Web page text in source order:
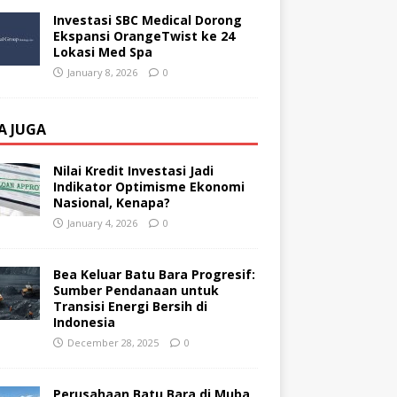
Investasi SBC Medical Dorong
Ekspansi OrangeTwist ke 24
Lokasi Med Spa
January 8, 2026 0
JUGA
Nilai Kredit Investasi Jadi
Indikator Optimisme Ekonomi
Nasional, Kenapa?
January 4, 2026 0
Bea Keluar Batu Bara Progresif:
Sumber Pendanaan untuk
Transisi Energi Bersih di
Indonesia
December 28, 2025 0
Perusahaan Batu Bara di Muba